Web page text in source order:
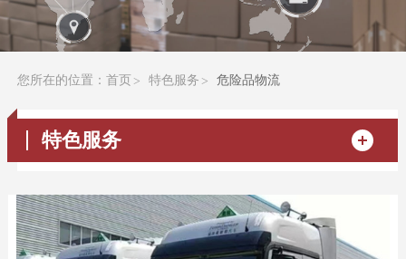
您所在的位置： 首页 特色服务 危险品物流
特色服务